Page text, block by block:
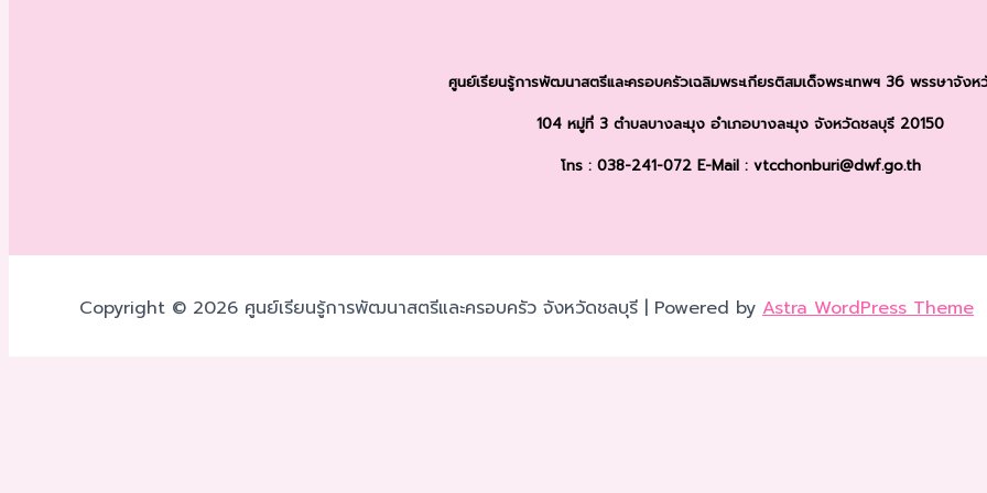
ศูนย์เรียนรู้การพัฒนาสตรีและครอบครัวเฉลิมพระเกียรติสมเด็จพระเทพฯ 36 พรรษาจังห
104 หมู่ที่ 3 ตำบลบางละมุง อำเภอบางละมุง จังหวัดชลบุรี 20150
โทร : 038-241-072 E-Mail : vtcchonburi@dwf.go.th
Copyright © 2026 ศูนย์เรียนรู้การพัฒนาสตรีและครอบครัว จังหวัดชลบุรี | Powered by Astra WordPress Theme